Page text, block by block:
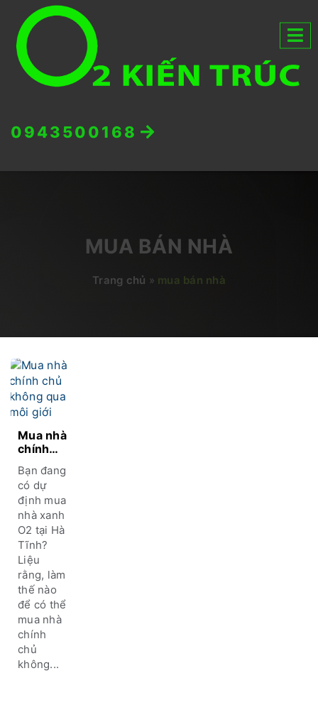
0943500168
MUA BÁN NHÀ
Trang chủ » mua bán nhà
Mua nhà
chính
mọi
thông
tin cần
biết khi
mua nhà
xanh O2
Bạn đang
có dự
định mua
nhà xanh
O2 tại Hà
Tĩnh?
Liệu
rằng, làm
thế nào
để có thể
mua nhà
chính
chủ
không...